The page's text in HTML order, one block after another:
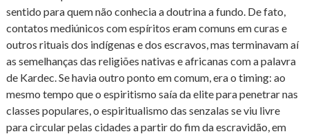
sentido para quem não conhecia a doutrina a fundo. De fato,
contatos mediúnicos com espíritos eram comuns em curas e
outros rituais dos indígenas e dos escravos, mas terminavam aí
as semelhanças das religiões nativas e africanas com a palavra
de Kardec. Se havia outro ponto em comum, era o timing: ao
mesmo tempo que o espiritismo saía da elite para penetrar nas
classes populares, o espiritualismo das senzalas se viu livre
para circular pelas cidades a partir do fim da escravidão, em